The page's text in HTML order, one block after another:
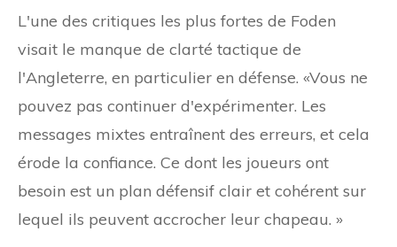
L'une des critiques les plus fortes de Foden
visait le manque de clarté tactique de
l'Angleterre, en particulier en défense. «Vous ne
pouvez pas continuer d'expérimenter. Les
messages mixtes entraînent des erreurs, et cela
érode la confiance. Ce dont les joueurs ont
besoin est un plan défensif clair et cohérent sur
lequel ils peuvent accrocher leur chapeau. »